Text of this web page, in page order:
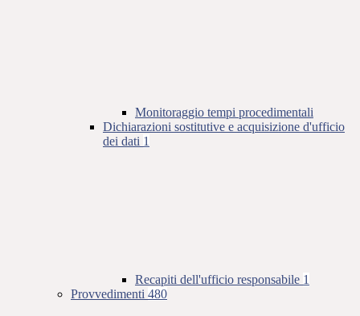
Monitoraggio tempi procedimentali
Dichiarazioni sostitutive e acquisizione d'ufficio
dei dati 1
Recapiti dell'ufficio responsabile 1
Provvedimenti 480